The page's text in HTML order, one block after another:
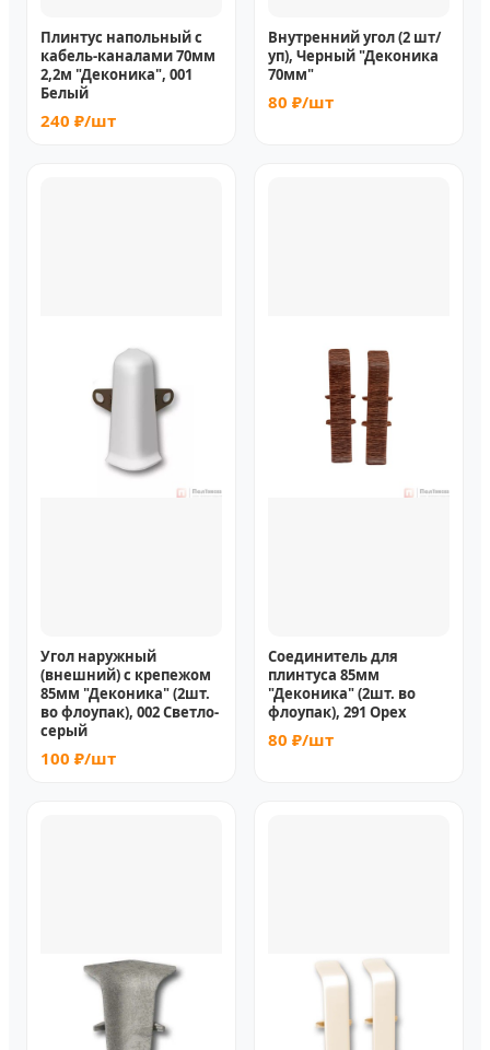
Плинтус напольный с
кабель-каналами 70мм
2,2м "Деконика", 001
Белый
240 ₽/шт
Внутренний угол (2 шт/
уп), Черный "Деконика
70мм"
80 ₽/шт
Угол наружный
(внешний) с крепежом
85мм "Деконика" (2шт.
во флоупак), 002 Светло-
серый
100 ₽/шт
Соединитель для
плинтуса 85мм
"Деконика" (2шт. во
флоупак), 291 Орех
80 ₽/шт